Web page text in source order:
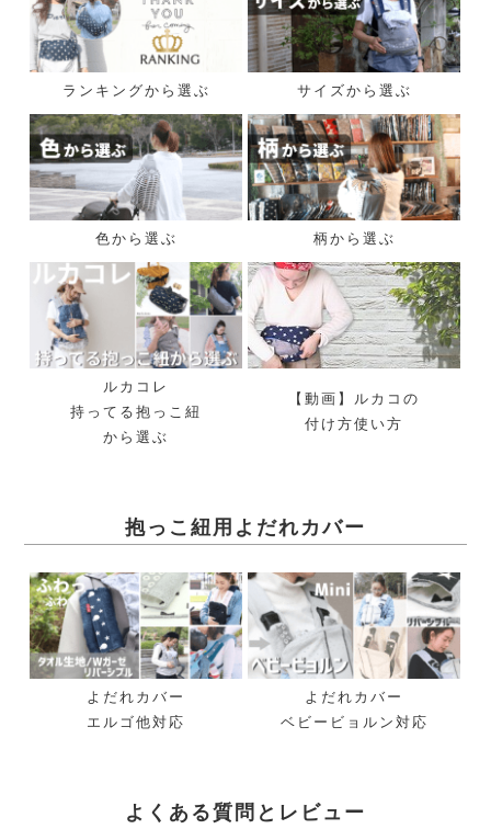
ランキングから選ぶ サイズから選ぶ
色から選ぶ 柄から選ぶ
ルカコレ
持ってる抱っこ紐
から選ぶ
【動画】ルカコの
付け方使い方
抱っこ紐用よだれカバー
よだれカバー
エルゴ他対応
よだれカバー
ベビービョルン対応
よくある質問とレビュー